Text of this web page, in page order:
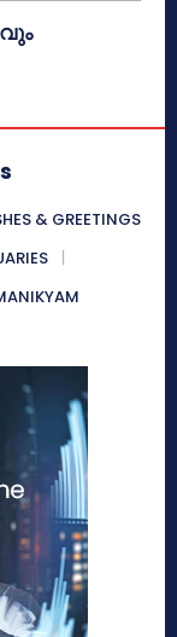
& GREETINGS